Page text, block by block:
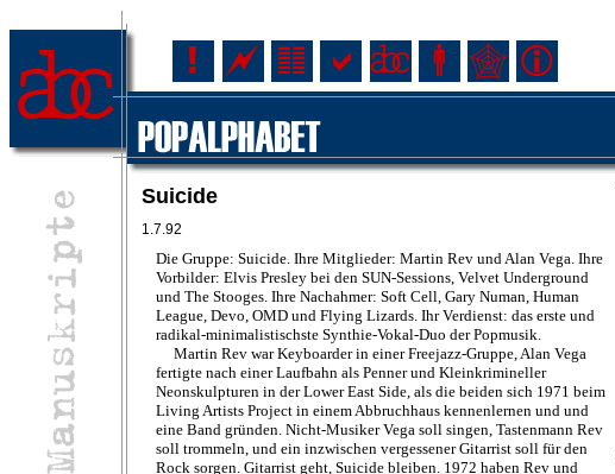
Suicide
1.7.92
Die Gruppe: Suicide. Ihre Mitglieder: Martin Rev und Alan Vega. Ihre
Vorbilder: Elvis Presley bei den SUN-Sessions, Velvet Underground
und The Stooges. Ihre Nachahmer: Soft Cell, Gary Numan, Human
League, Devo, OMD und Flying Lizards. Ihr Verdienst: das erste und
radikal-minimalistischste Synthie-Vokal-Duo der Popmusik.
Martin Rev war Keyboarder in einer Freejazz-Gruppe, Alan Vega
fertigte nach einer Laufbahn als Penner und Kleinkrimineller
Neonskulpturen in der Lower East Side, als die beiden sich 1971 beim
Living Artists Project in einem Abbruchhaus kennenlernen und und
eine Band gründen. Nicht-Musiker Vega soll singen, Tastenmann Rev
soll trommeln, und ein inzwischen vergessener Gitarrist soll für den
Rock sorgen. Gitarrist geht, Suicide bleiben. 1972 haben Rev und